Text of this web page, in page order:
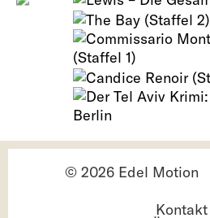
© 2026 Edel Motion
Kontakt